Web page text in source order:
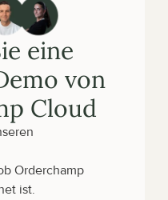
eine
von
Cloud
Orderchamp
ist.